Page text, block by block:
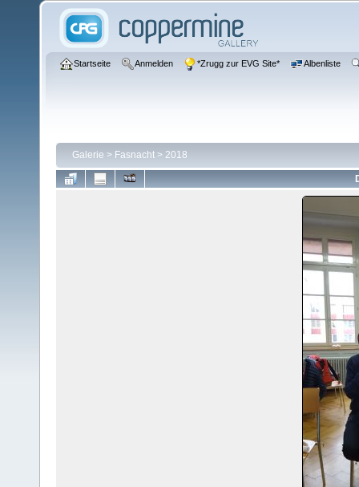
Startseite Anmelden *Zrugg zur EVG Site* Albenliste
Galerie > Fasnacht > 2018